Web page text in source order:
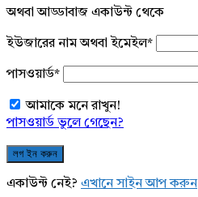
অথবা আড্ডাবাজ একাউন্ট থেকে
ইউজারের নাম অথবা ইমেইল*
পাসওয়ার্ড*
আমাকে মনে রাখুন!
পাসওয়ার্ড ভুলে গেছেন?
একাউন্ট নেই? এখানে সাইন আপ করুন